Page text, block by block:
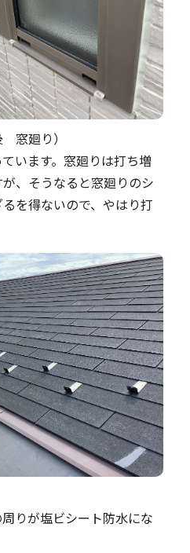
窓廻り）
います。窓廻りは打ち増
、そうなると窓廻りのシ
を得ないので、やはり打
りが塩ビシート防水にな